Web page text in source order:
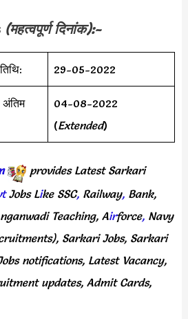
(महत्वपूर्ण दिनांक):-
29-05-2022
अंतिम
04-08-2022
(Extended)
provides Latest Sarkari
Jobs Like SSC, Railway, Bank,
Teaching, Airforce, Navy
Sarkari Jobs, Sarkari
notifications, Latest Vacancy,
updates, Admit Cards,